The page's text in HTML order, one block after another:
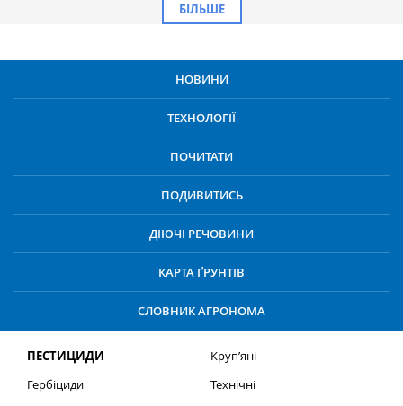
БІЛЬШЕ
НОВИНИ
ТЕХНОЛОГІЇ
ПОЧИТАТИ
ПОДИВИТИСЬ
ДІЮЧІ РЕЧОВИНИ
КАРТА ҐРУНТІВ
СЛОВНИК АГРОНОМА
ПЕСТИЦИДИ
Гербіциди
Круп’яні
Технічні